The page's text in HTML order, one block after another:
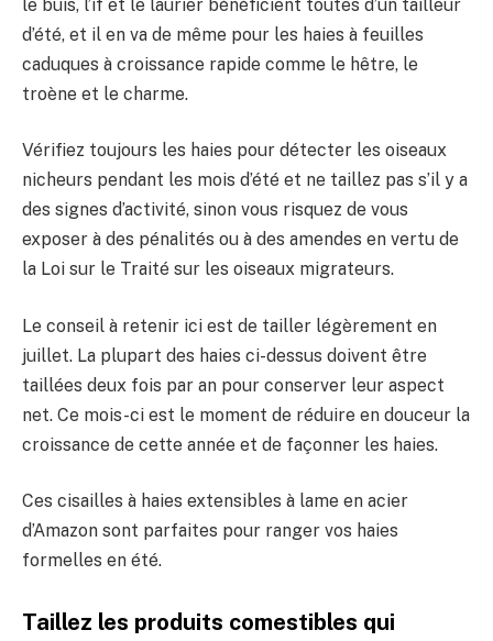
le buis, l’if et le laurier bénéficient toutes d’un tailleur
d’été, et il en va de même pour les haies à feuilles
caduques à croissance rapide comme le hêtre, le
troène et le charme.
Vérifiez toujours les haies pour détecter les oiseaux
nicheurs pendant les mois d’été et ne taillez pas s’il y a
des signes d’activité, sinon vous risquez de vous
exposer à des pénalités ou à des amendes en vertu de
la Loi sur le Traité sur les oiseaux migrateurs.
Le conseil à retenir ici est de tailler légèrement en
juillet. La plupart des haies ci-dessus doivent être
taillées deux fois par an pour conserver leur aspect
net. Ce mois-ci est le moment de réduire en douceur la
croissance de cette année et de façonner les haies.
Ces cisailles à haies extensibles à lame en acier
d’Amazon sont parfaites pour ranger vos haies
formelles en été.
Taillez les produits comestibles qui